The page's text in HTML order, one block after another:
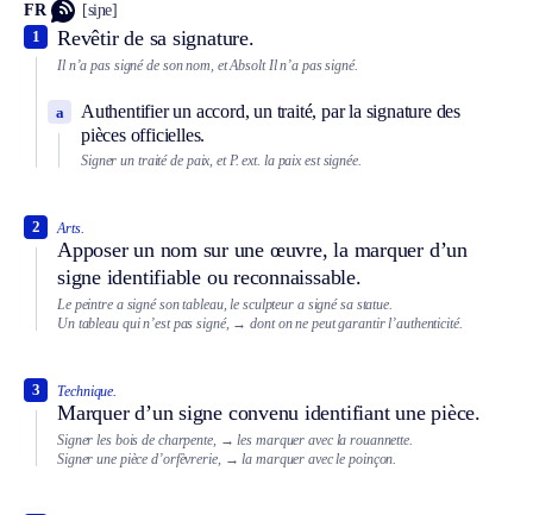
FR [siɲe]
Revêtir de sa signature.
1
Il n’a pas signé de son nom, etAbsolt Il n’a pas signé.
Authentifier un accord, un traité, par la signature des
pièces officielles.
a
Signer un traité de paix, etP. ext. la paix est signée.
Arts.
Apposer un nom sur une œuvre, la marquer d’un
signe identifiable ou reconnaissable.
2
Le peintre a signé son tableau, le sculpteur a signé sa statue.
Un tableau qui n’est pas signé, → dont on ne peut garantir l’authenticité.
Technique.
Marquer d’un signe convenu identifiant une pièce.
3
Signer les bois de charpente, → les marquer avec la rouannette.
Signer une pièce d’orfèvrerie, → la marquer avec le poinçon.